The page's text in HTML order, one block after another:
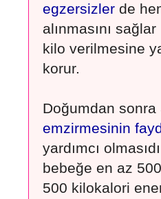
egzersizler de
alınmasını
kilo verilmesine
korur.
Doğumdan
emzirmesinin
yardımcı
bebeğe en az
500 kilokalori